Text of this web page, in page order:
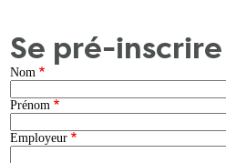
Se pré-inscrire
Nom
Prénom
Employeur